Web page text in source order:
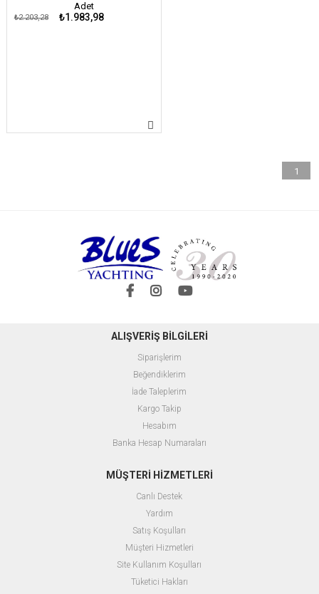
Adet
₺1.983,98
₺2.203,28
1
ALIŞVERİŞ BİLGİLERİ
Siparişlerim
Beğendiklerim
İade Taleplerim
Kargo Takip
Hesabım
Banka Hesap Numaraları
MÜŞTERİ HİZMETLERİ
Canlı Destek
Yardım
Satış Koşulları
Müşteri Hizmetleri
Site Kullanım Koşulları
Tüketici Hakları